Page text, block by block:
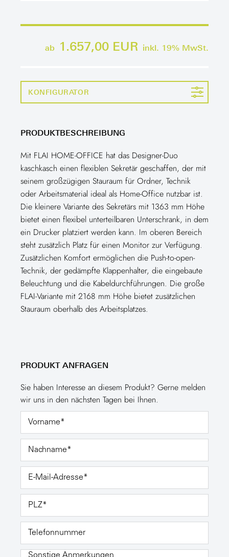
ab 1.657,00 EUR inkl. 19% MwSt.
KONFIGURATOR
PRODUKTBESCHREIBUNG
Mit FLAI HOME-OFFICE hat das Designer-Duo
kaschkasch einen flexiblen Sekretär geschaffen, der mit
seinem großzügigen Stauraum für Ordner, Technik
oder Arbeitsmaterial ideal als Home-Office nutzbar ist.
Die kleinere Variante des Sekretärs mit 1363 mm Höhe
bietet einen flexibel unterteilbaren Unterschrank, in dem
ein Drucker platziert werden kann. Im oberen Bereich
steht zusätzlich Platz für einen Monitor zur Verfügung.
Zusätzlichen Komfort ermöglichen die Push-to-open-
Technik, der gedämpfte Klappenhalter, die eingebaute
Beleuchtung und die Kabeldurchführungen. Die große
FLAI-Variante mit 2168 mm Höhe bietet zusätzlichen
Stauraum oberhalb des Arbeitsplatzes.
PRODUKT ANFRAGEN
Sie haben Interesse an diesem Produkt? Gerne melden
wir uns in den nächsten Tagen bei Ihnen.